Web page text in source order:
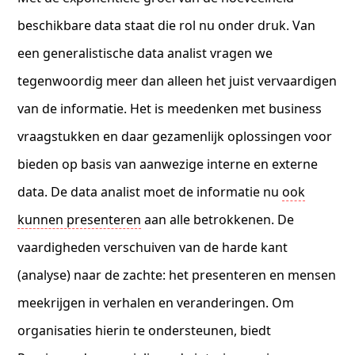
beschikbare data staat die rol nu onder druk. Van
een generalistische data analist vragen we
tegenwoordig meer dan alleen het juist vervaardigen
van de informatie. Het is meedenken met business
vraagstukken en daar gezamenlijk oplossingen voor
bieden op basis van aanwezige interne en externe
data. De data analist moet de informatie nuook
kunnen presenteren aan alle betrokkenen. De
vaardigheden verschuiven van de harde kant
(analyse) naar de zachte: het presenteren en mensen
meekrijgen in verhalen en veranderingen. Om
organisaties hierin te ondersteunen, biedt